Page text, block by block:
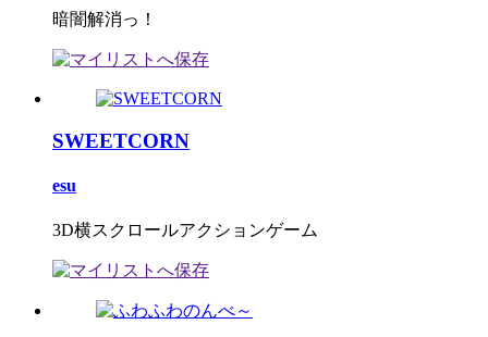
暗闇解消っ！
SWEETCORN
esu
3D横スクロールアクションゲーム